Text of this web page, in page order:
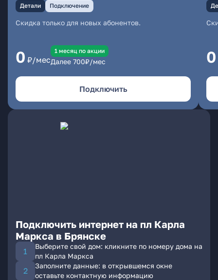
Детали Подключение
Скидка только для новых абонентов.
0 ₽/мес
1 месяц по акции
Далее 700₽/мес
Подключить
0
Подключить интернет на пл Карла
Маркса в Брянске
Выберите свой дом: кликните по номеру дома на
пл Карла Маркса
Заполните данные: в открывшемся окне
оставьте контактную информацию